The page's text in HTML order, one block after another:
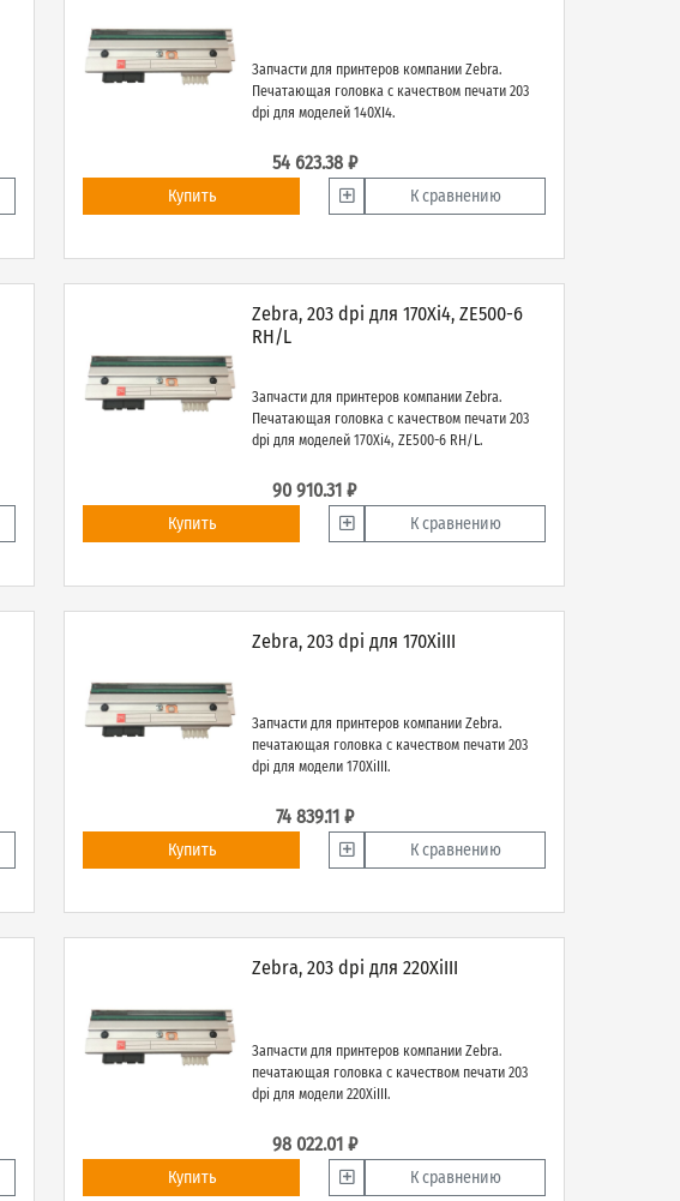
Запчасти для принтеров компании Zebra.
Печатающая головка с качеством печати 203
dpi для моделей 140XI4.
54 623.38 ₽
Купить К сравнению
Zebra, 203 dpi для 170Xi4, ZE500-6
RH/L
Запчасти для принтеров компании Zebra.
Печатающая головка с качеством печати 203
dpi для моделей 170Xi4, ZE500-6 RH/L.
90 910.31 ₽
Купить К сравнению
Zebra, 203 dpi для 170XiIII
Запчасти для принтеров компании Zebra.
печатающая головка с качеством печати 203
dpi для модели 170XiIII.
74 839.11 ₽
Купить К сравнению
Zebra, 203 dpi для 220XiIII
Запчасти для принтеров компании Zebra.
печатающая головка с качеством печати 203
dpi для модели 220XiIII.
98 022.01 ₽
Купить К сравнению